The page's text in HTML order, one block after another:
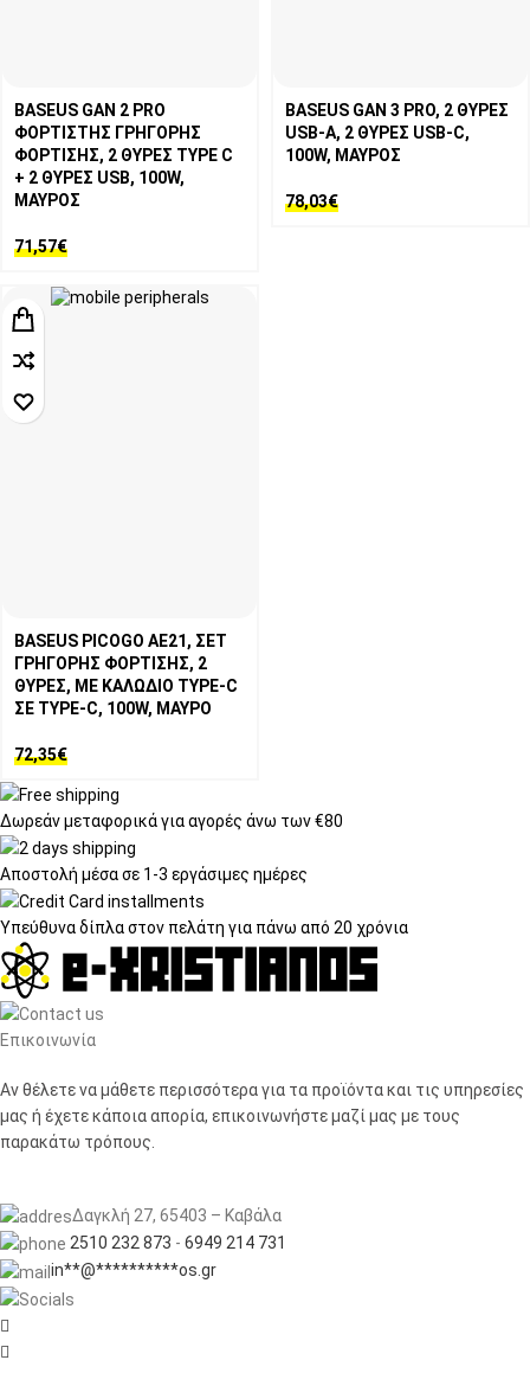
BASEUS GAN 2 PRO
ΦΟΡΤΙΣΤΗΣ ΓΡΗΓΟΡΗΣ
ΦΟΡΤΙΣΗΣ, 2 ΘΥΡΕΣ TYPE C
+ 2 ΘΥΡΕΣ USB, 100W,
ΜΑΥΡΟΣ
71,57€
BASEUS GAN 3 PRO, 2 ΘΥΡΕΣ
USB-A, 2 ΘΥΡΕΣ USB-C,
100W, ΜΑΥΡΟΣ
78,03€
BASEUS PICOGO AE21, ΣΕΤ
ΓΡΗΓΟΡΗΣ ΦΟΡΤΙΣΗΣ, 2
ΘΥΡΕΣ, ΜΕ ΚΑΛΩΔΙΟ TYPE-C
ΣΕ TYPE-C, 100W, ΜΑΥΡΟ
72,35€
Δωρεάν μεταφορικάγια αγορές άνω των €80
Αποστολή μέσα σε 1-3 εργάσιμες ημέρες
Υπεύθυνα δίπλα στον πελάτη για πάνω από 20 χρόνια
Επικοινωνία
Αν θέλετε να μάθετε περισσότερα για τα προϊόντα και τις υπηρεσίες
μας ή έχετε κάποια απορία, επικοινωνήστε μαζί μας με τους
παρακάτω τρόπους.
Δαγκλή 27, 65403 – Καβάλα
2510 232 873 - 6949 214 731
in**@**********os.gr

